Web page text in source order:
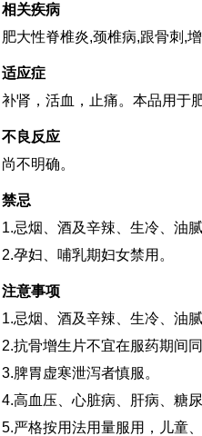
相关疾病
肥大性脊椎炎,颈椎病,跟骨刺,
适应症
补肾，活血，止痛。本品用于
不良反应
尚不明确。
禁忌
1.忌烟、酒及辛辣、生冷、油腻
2.孕妇、哺乳期妇女禁用。
注意事项
1.忌烟、酒及辛辣、生冷、油腻
2.抗骨增生片不宜在服药期间
3.脾胃虚寒泄泻者慎服。
4.高血压、心脏病、肝病、糖
5.严格按用法用量服用，儿童